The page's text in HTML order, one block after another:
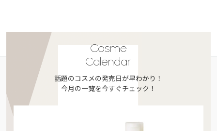
Cosme
Calendar
話題のコスメの発売日が早わかり！
今月の一覧を今すぐチェック！